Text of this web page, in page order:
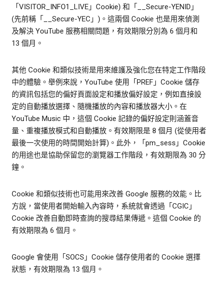
「VISITOR_INFO1_LIVE」Cookie) 和「__Secure-YENID」
(先前稱「__Secure-YEC」)。這兩個 Cookie 也是用來偵測
及解決 YouTube 服務相關問題，有效期限分別為 6 個月和
13 個月。
其他 Cookie 和類似技術是用來維護及強化您在特定工作階段
中的體驗。舉例來說，YouTube 使用「PREF」Cookie 儲存
的資訊包括您的偏好頁面設定和播放偏好設定，例如直接設
定的自動播放選擇、隨機播放的內容和播放器大小。在
YouTube Music 中，這個 Cookie 記錄的偏好設定則涵蓋音
量、重複播放模式和自動播放。有效期限是 8 個月 (從使用者
最後一次使用的時間開始計算)。此外，「pm_sess」Cookie
的用途也是協助保留您的瀏覽器工作階段，有效期限為 30 分
鐘。
Cookie 和類似技術也可能用來改善 Google 服務的效能。比
方說，當使用者開始輸入內容時，系統就會透過「CGIC」
Cookie 改善自動即時查詢的搜尋結果傳遞。這個 Cookie 的
有效期限為 6 個月。
Google 會使用「SOCS」Cookie 儲存使用者的 Cookie 選擇
狀態，有效期限為 13 個月。